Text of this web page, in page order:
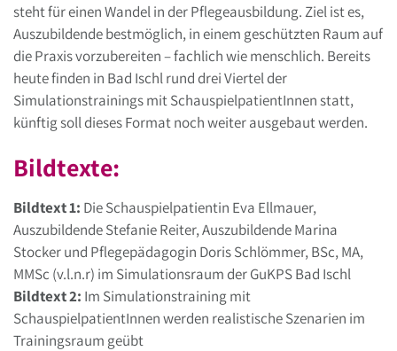
steht für einen Wandel in der Pflegeausbildung. Ziel ist es,
Auszubildende bestmöglich, in einem geschützten Raum auf
die Praxis vorzubereiten – fachlich wie menschlich. Bereits
heute finden in Bad Ischl rund drei Viertel der
Simulationstrainings mit SchauspielpatientInnen statt,
künftig soll dieses Format noch weiter ausgebaut werden.
Bildtexte:
Bildtext 1: Die Schauspielpatientin Eva Ellmauer,
Auszubildende Stefanie Reiter, Auszubildende Marina
Stocker und Pflegepädagogin Doris Schlömmer, BSc, MA,
MMSc (v.l.n.r) im Simulationsraum der GuKPS Bad Ischl
Bildtext 2: Im Simulationstraining mit
SchauspielpatientInnen werden realistische Szenarien im
Trainingsraum geübt